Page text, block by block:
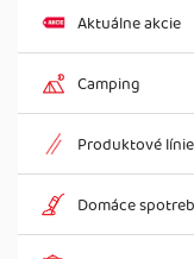
Aktuálne akcie
Camping
Produktové línie
Domáce